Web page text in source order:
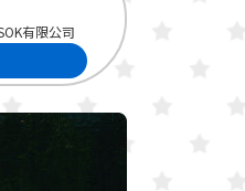
有限公司